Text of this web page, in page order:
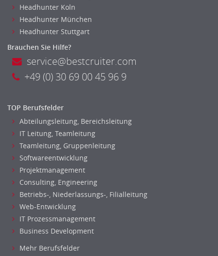
Einkauf, Materialwirtschaft & Logistik Leitung, Teamleitung
Einkauf, Materialwirtschaft & Logistik Prozessmanagement
Supply-Chain-Management
Controlling
Debitorenbuchhaltung
Finanzbuchhaltung, Bilanzbuchhaltung
Gehaltsbuchhaltung, Lohnbuchhaltung
Konzernbuchhaltung
Kreditorenbuchhaltung
Finanzen Leitung, Teamleitung
Finanzen Prozessmanagement
Rechnungswesen
Treasury
Headhunter Koln
Headhunter München
Headhunter Stuttgart
Brauchen Sie Hilfe?
service@bestcruiter.com
+49 (0) 30 69 00 45 96 9
TOP Berufsfelder
Abteilungsleitung, Bereichsleitung
IT Leitung, Teamleitung
Teamleitung, Gruppenleitung
Softwareentwicklung
Projektmanagement
Consulting, Engineering
Betriebs-, Niederlassungs-, Filialleitung
Web-Entwicklung
IT Prozessmanagement
Business Development
Mehr Berufsfelder